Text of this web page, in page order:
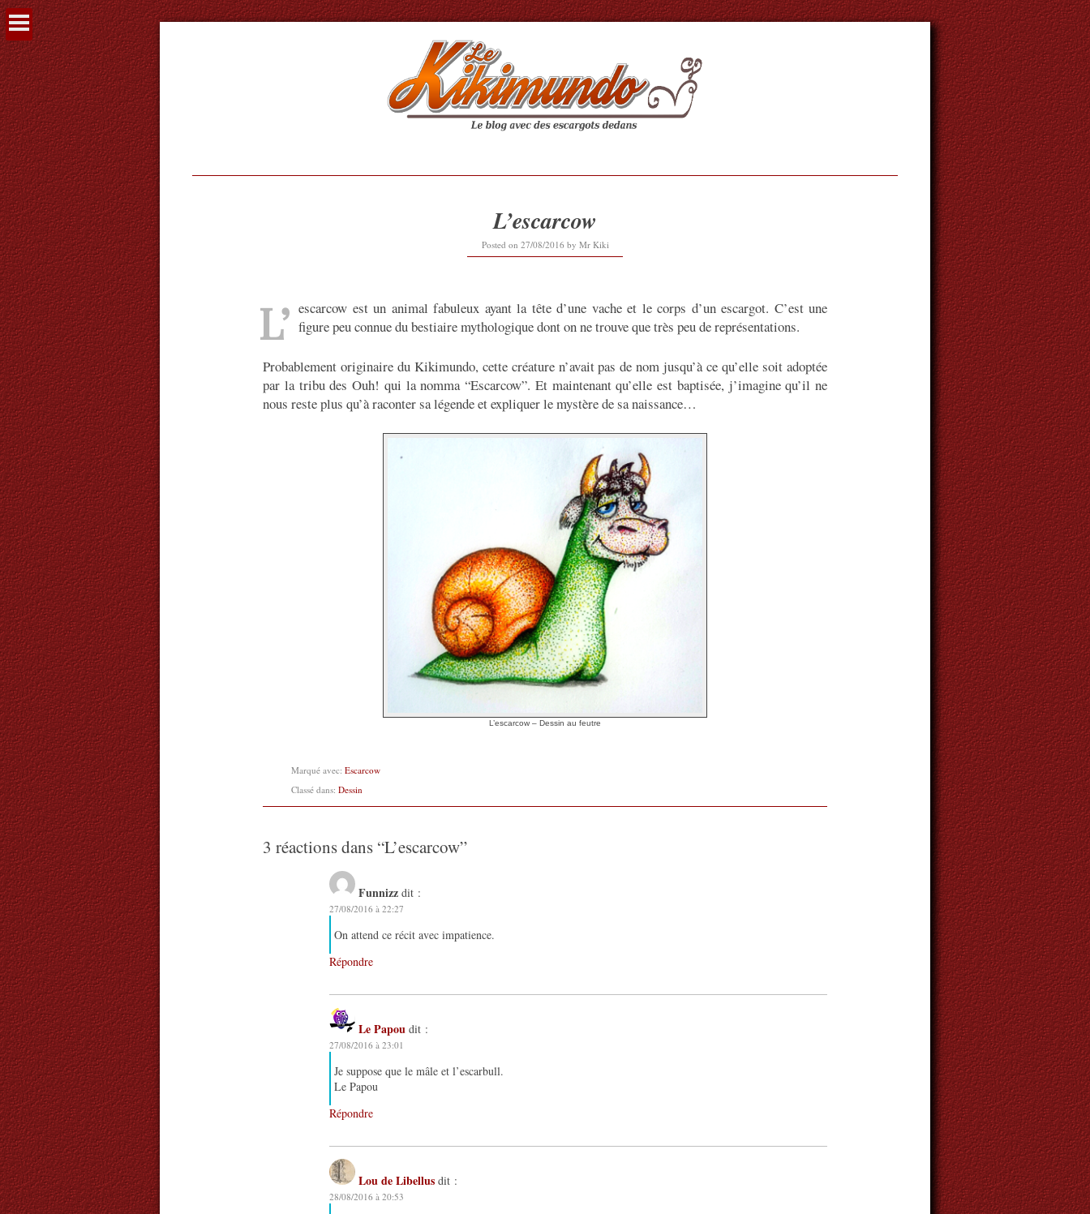
Voir
le
contenu
L’escarcow
Posted on 27/08/201627/08/2016
by Mr Kiki
L’ escarcow est un animal fabuleux ayant la tête d’une vache et le corps d’un escargot. C’est une
figure peu connue du bestiaire mythologique dont on ne trouve que très peu de représentations.
Probablement originaire du Kikimundo, cette créature n’avait pas de nom jusqu’à ce qu’elle soit adoptée
par la tribu des Ouh! qui la nomma “Escarcow”. Et maintenant qu’elle est baptisée, j’imagine qu’il ne
nous reste plus qu’à raconter sa légende et expliquer le mystère de sa naissance…
L’escarcow – Dessin au feutre
Marqué avec: Escarcow
Classé dans: Dessin
3 réactions dans “L’escarcow”
Funnizz dit :
27/08/2016 à 22:27
On attend ce récit avec impatience.
Répondre
Le Papou dit :
27/08/2016 à 23:01
Je suppose que le mâle et l’escarbull.
Le Papou
Répondre
Lou de Libellus dit :
28/08/2016 à 20:53